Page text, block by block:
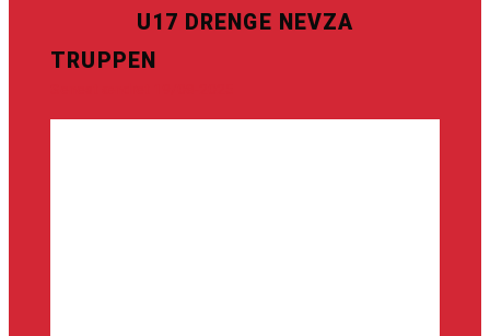
U17 DRENGE NEVZA
TRUPPEN